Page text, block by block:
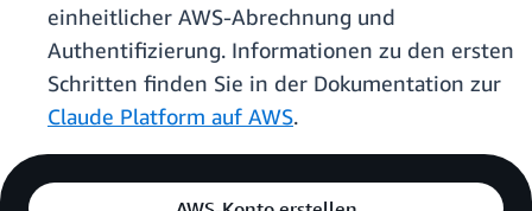
einheitlicher AWS-Abrechnung und
Authentifizierung. Informationen zu den ersten
Schritten finden Sie in der Dokumentation zur
Claude Platform auf AWS.